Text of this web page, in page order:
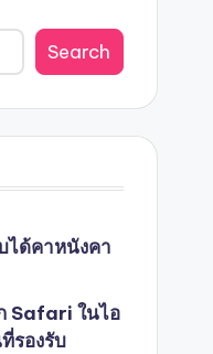
Search
ได้คาหนังคา
Safari ในไอ
รองรับ